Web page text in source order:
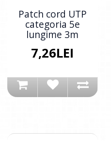
Patch cord UTP
categoria 5e
lungime 3m
7,26LEI